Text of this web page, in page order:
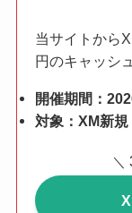
当サイトから
円のキャッシ
開催期間：
対象：XM新
＼